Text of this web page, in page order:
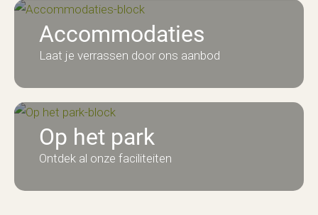
Accommodaties
Laat je verrassen door ons aanbod
Op het park
Ontdek al onze faciliteiten